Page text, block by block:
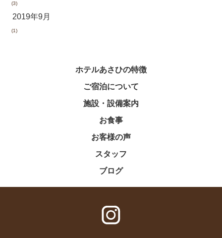
(3)
2019年9月
(1)
ホテルあさひの特徴
ご宿泊について
施設・設備案内
お食事
お客様の声
スタッフ
ブログ